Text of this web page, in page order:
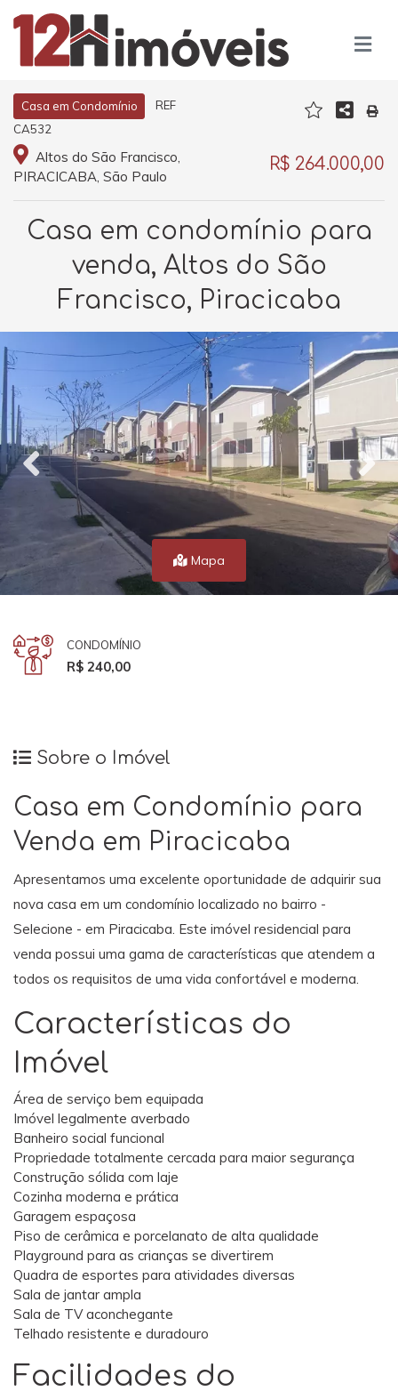
Casa em Condomínio
REF
CA532
Altos do São Francisco,
PIRACICABA, São Paulo
R$ 264.000,00
Casa em condomínio para
venda, Altos do São
Francisco, Piracicaba
Mapa
CONDOMÍNIO
R$ 240,00
Sobre o Imóvel
Casa em Condomínio para
Venda em Piracicaba
Apresentamos uma excelente oportunidade de adquirir sua
nova casa em um condomínio localizado no bairro -
Selecione - em Piracicaba. Este imóvel residencial para
venda possui uma gama de características que atendem a
todos os requisitos de uma vida confortável e moderna.
Características do
Imóvel
Área de serviço bem equipada
Imóvel legalmente averbado
Banheiro social funcional
Propriedade totalmente cercada para maior segurança
Construção sólida com laje
Cozinha moderna e prática
Garagem espaçosa
Piso de cerâmica e porcelanato de alta qualidade
Playground para as crianças se divertirem
Quadra de esportes para atividades diversas
Sala de jantar ampla
Sala de TV aconchegante
Telhado resistente e duradouro
Facilidades do